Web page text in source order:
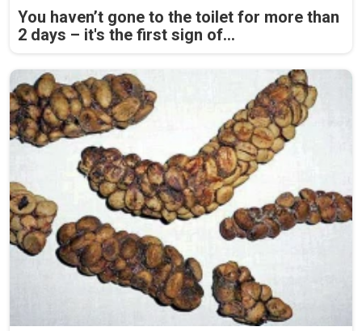
You haven’t gone to the toilet for more than
2 days – it's the first sign of...